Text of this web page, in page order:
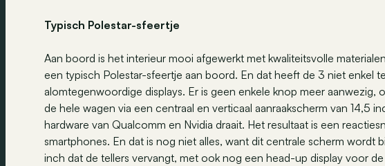
Typisch Polestar-sfeertje
Aan boord is het interieur mooi afgewerkt met kwaliteitsvolle
een typisch Polestar-sfeertje aan boord. En dat heeft de 3 niet enkel
alomtegenwoordige displays. Er is geen enkele knop meer
de hele wagen via een centraal en verticaal aanraakscherm van 14,5
hardware van Qualcomm en Nvidia draait. Het resultaat is een
smartphones. En dat is nog niet alles, want dit centrale scherm wordt
inch dat de tellers vervangt, met ook nog een head-up display voor